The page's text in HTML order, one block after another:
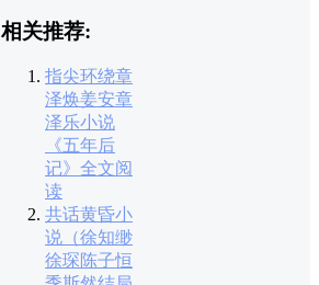
相关推荐:
指尖环绕章
泽焕姜安章
泽乐小说
《五年后
记》全文阅
读
共话黄昏小
说（徐知缈
徐琛陈子恒